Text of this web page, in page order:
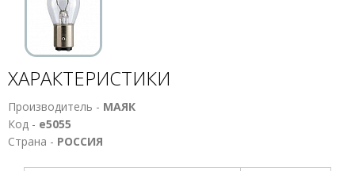
ХАРАКТЕРИСТИКИ
Производитель - МАЯК
Код - е5055
Страна - РОССИЯ